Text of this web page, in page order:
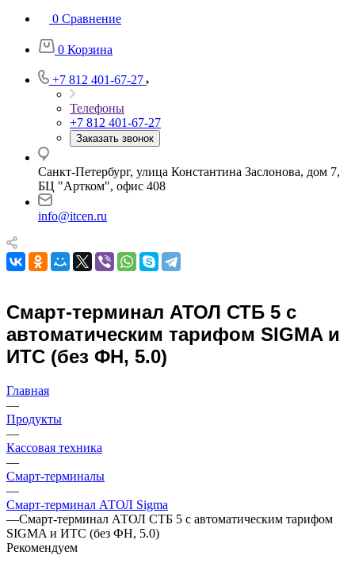
0 Сравнение
0 Корзина
+7 812 401-67-27
Телефоны
+7 812 401-67-27
Заказать звонок
Санкт-Петербург, улица Константина Заслонова, дом 7,
БЦ "Артком", офис 408
info@itcen.ru
Смарт-терминал АТОЛ СТБ 5 с
автоматическим тарифом SIGMA и
ИТС (без ФН, 5.0)
Главная
—
Продукты
—
Кассовая техника
—
Смарт-терминалы
—
Смарт-терминал АТОЛ Sigma
—Смарт-терминал АТОЛ СТБ 5 с автоматическим тарифом
SIGMA и ИТС (без ФН, 5.0)
Рекомендуем